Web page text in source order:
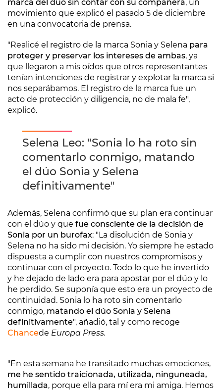
marca del dúo sin contar con su compañera, un
movimiento que explicó el pasado 5 de diciembre
en una convocatoria de prensa.
"Realicé el registro de la marca Sonia y Selena para
proteger y preservar los intereses de ambas, ya
que llegaron a mis oídos que otros representantes
tenían intenciones de registrar y explotar la marca si
nos separábamos. El registro de la marca fue un
acto de protección y diligencia, no de mala fe",
explicó.
Selena Leo: "Sonia lo ha roto sin
comentarlo conmigo, matando
el dúo Sonia y Selena
definitivamente"
Además, Selena confirmó que su plan era continuar
con el dúo y que fue consciente de la decisión de
Sonia por un burofax: "La disolución de Sonia y
Selena no ha sido mi decisión. Yo siempre he estado
dispuesta a cumplir con nuestros compromisos y
continuar con el proyecto. Todo lo que he invertido
y he dejado de lado era para apostar por el dúo y lo
he perdido. Se suponía que esto era un proyecto de
continuidad. Sonia lo ha roto sin comentarlo
conmigo, matando el dúo Sonia y Selena
definitivamente", añadió, tal y como recoge
Chancede Europa Press.
"En esta semana he transitado muchas emociones,
me he sentido traicionada, utilizada, ninguneada,
humillada, porque ella para mí era mi amiga. Hemos